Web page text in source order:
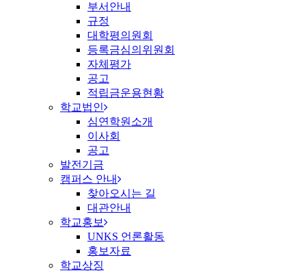
부서안내
규정
대학평의원회
등록금심의위원회
자체평가
공고
적립금운용현황
학교법인
심연학원소개
이사회
공고
발전기금
캠퍼스 안내
찾아오시는 길
대관안내
학교홍보
UNKS 언론활동
홍보자료
학교상징